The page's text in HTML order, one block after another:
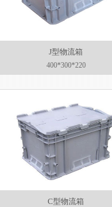
J型物流箱
400*300*220
C型物流箱